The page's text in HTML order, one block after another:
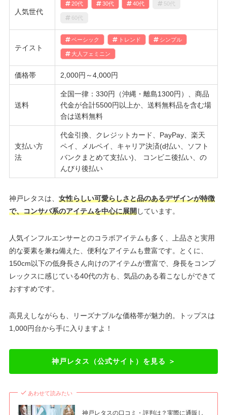
人気世代
20代 30代 40代 50代
60代
テイスト
ベーシック トレンド シンプル
大人フェミニン
価格帯 2,000円～4,000円
送料
全国一律：330円（沖縄・離島1300円）、商品
代金が合計5500円以上か、送料無料品を含む場
合は送料無料
支払い方
法
代金引換、クレジットカード、PayPay、楽天
ペイ、メルペイ、キャリア決済(d払い、ソフト
バンクまとめて支払い)、 コンビニ後払い、の
んびり後払い
神戸レタスは、 女性らしい可愛らしさと品のあるデザインが特徴
で、コンサバ系のアイテムを中心に展開しています。
人気インフルエンサーとのコラボアイテムも多く、上品さと実用
的な要素を兼ね備えた、便利なアイテムも豊富です。とくに、
150cm以下の低身長さん向けのアイテムが豊富で、身長をコンプ
レックスに感じている40代の方も、気品のある着こなしができて
おすすめです。
高見えしながらも、リーズナブルな価格帯が魅力的。トップスは
1,000円台から手に入りますよ！
神戸レタス（公式サイト）を見る ＞
あわせて読みたい
神戸レタスの口コミ・評判は？実際に通販し